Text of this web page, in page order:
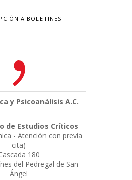
A BOLETINES
y Psicoanálisis A.C.
de Estudios Críticos
- Atención con previa
cita)
180
del Pedregal de San
Ángel